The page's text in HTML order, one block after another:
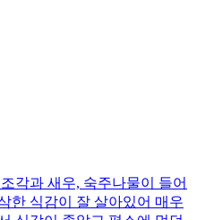
각과 새우, 숙주나물이 들어
한 식감이 잘 살아있어 매우